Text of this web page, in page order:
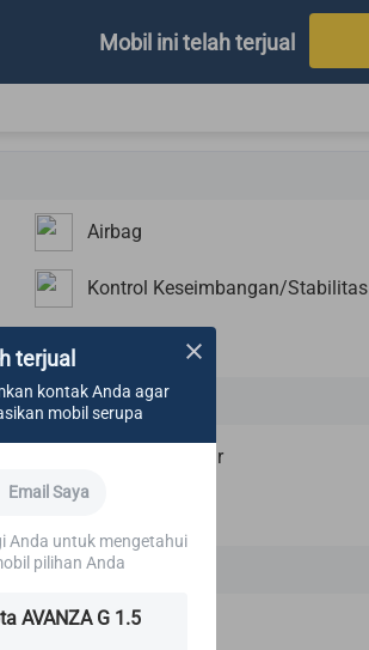
Mobil ini telah terjual
Airbag
Kontrol Keseimbangan/Stabilitas
Kamera Mundur
Soket Listrik
terjual
kontak Anda agar
mobil serupa
Email Saya
Anda untuk mengetahui
pilihan Anda
2023 Toyota AVANZA G 1.5